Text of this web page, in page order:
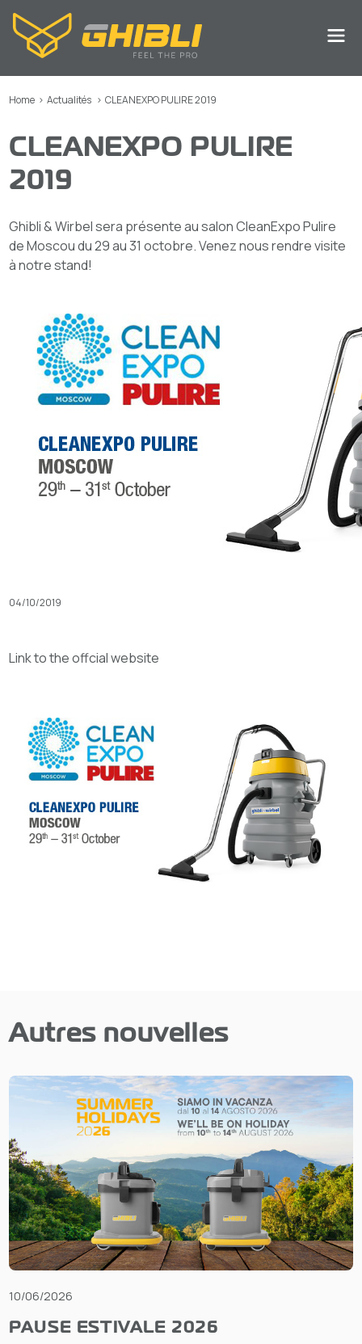
Home > Actualités > CLEANEXPO PULIRE 2019
CLEANEXPO PULIRE
2019
Ghibli & Wirbel sera présente au salon CleanExpo Pulire
de Moscou du 29 au 31 octobre. Venez nous rendre visite
à notre stand!
04/10/2019
Link to the offcial website
Autres nouvelles
10/06/2026
PAUSE ESTIVALE 2026